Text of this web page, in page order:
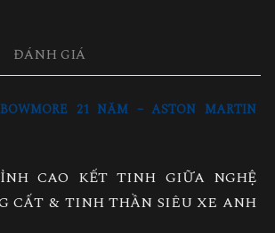
ĐÁNH GIÁ
21 NĂM – ASTON MARTIN
CAO KẾT TINH GIỮA NGHỆ
CẤT & TINH THẦN SIÊU XE ANH